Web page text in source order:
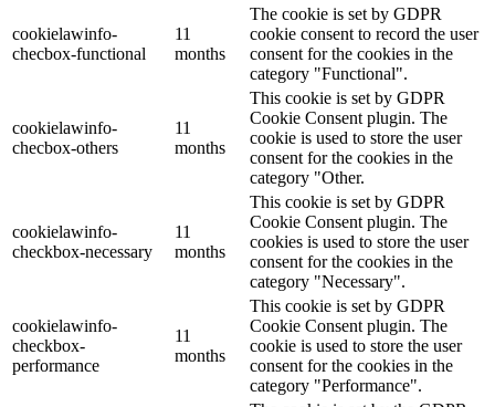
cookielawinfo-
checbox-functional
11
months
The cookie is set by GDPR
cookie consent to record the user
consent for the cookies in the
category "Functional".
cookielawinfo-
checbox-others
11
months
This cookie is set by GDPR
Cookie Consent plugin. The
cookie is used to store the user
consent for the cookies in the
category "Other.
cookielawinfo-
checkbox-necessary
11
months
This cookie is set by GDPR
Cookie Consent plugin. The
cookies is used to store the user
consent for the cookies in the
category "Necessary".
cookielawinfo-
checkbox-
performance
11
months
This cookie is set by GDPR
Cookie Consent plugin. The
cookie is used to store the user
consent for the cookies in the
category "Performance".